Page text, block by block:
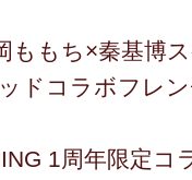
ももち×秦基博
ドコラボフレ
1周年限定コ